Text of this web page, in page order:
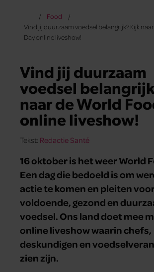
Food
Vind jij duurzaam voedsel belangrijk? Kijk
Day online liveshow!
Vind jij duurzaam
voedsel
naar de World
online liveshow!
Tekst: Redactie Santé
16 oktober is het weer World
Een dag die bedoeld is om
actie te komen en pleiten
voldoende, gezond en
voedsel. Ons land doet mee
online liveshow waarin chefs,
deskundigen en
zien zijn.